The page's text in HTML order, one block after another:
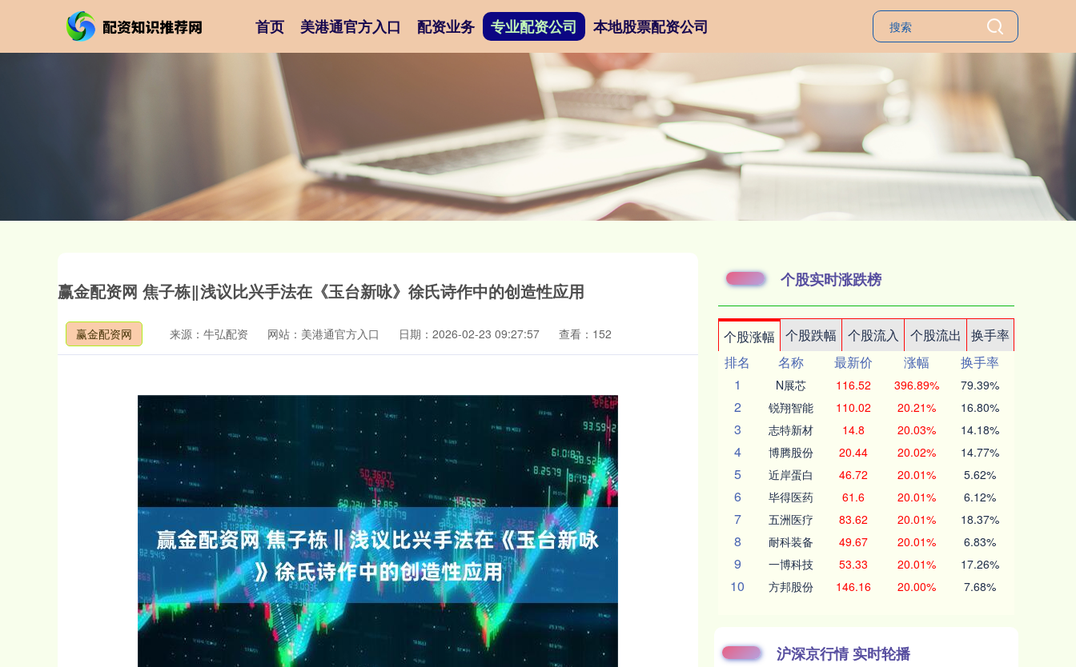
首页 美港通官方入口 配资业务 专业配资公司 本地股票配资公司
赢金配资网 焦子栋‖浅议比兴手法在《玉台新咏》徐氏诗作中的创造性应用
赢金配资网 来源：牛弘配资 网站：美港通官方入口 日期：2026-02-23 09:27:57 查看：152
个股实时涨跌榜
个股涨幅 个股跌幅 个股流入 个股流出
换手率
排名
名称 最新价 涨幅
换手率
1
N展芯 116.52 396.89% 79.39%
2 锐翔智能 110.02 20.21% 16.80%
3 志特新材 14.8 20.03% 14.18%
4 博腾股份 20.44 20.02% 14.77%
5 近岸蛋白 46.72 20.01% 5.62%
6 毕得医药 61.6 20.01% 6.12%
7 五洲医疗 83.62 20.01% 18.37%
8 耐科装备 49.67 20.01% 6.83%
9 一博科技 53.33 20.01% 17.26%
10 方邦股份 146.16 20.00% 7.68%
沪深京行情 实时轮播